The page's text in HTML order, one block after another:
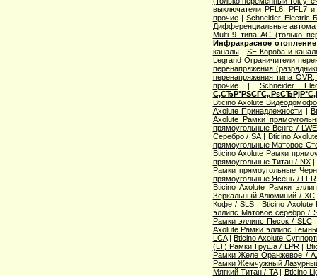
выключатели PFL6, PFL7 и
прочие|Schneider Electric
Дифференциальные
Multi 9 типа АС (только
Инфракрасное отопление
каналы| SE Короба и
Legrand Ограничители
перенапряжения
перенапряжения типа
прочие|Schneider
Bticino Axolute
Axolute Принадлежности |
Axolute Рамки
прямоугольные Венге / LWE
Серебро / SA|Bticino
прямоугольные Матовое
Bticino Axolute Рамки
прямоугольные Титан / NX|
Рамки прямоугольные
прямоугольные Ясень / LFR
Bticino Axolute Рамки
Зеркальный Алюминий / XC
Кофе / SLS|Bticino Axolute
эллипс Матовое серебро /
Рамки эллипс Песок / SLC
Axolute Рамки эллипс
LCA|Bticino Axolute
(LT) Рамки Груша / LPR|
Рамки Желе Оранжевое /
Рамки Жемчужный
Мягкий Титан / TA| Bticino